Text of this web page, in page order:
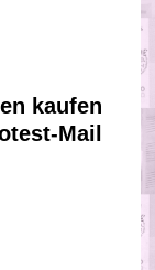
kaufen
Mail